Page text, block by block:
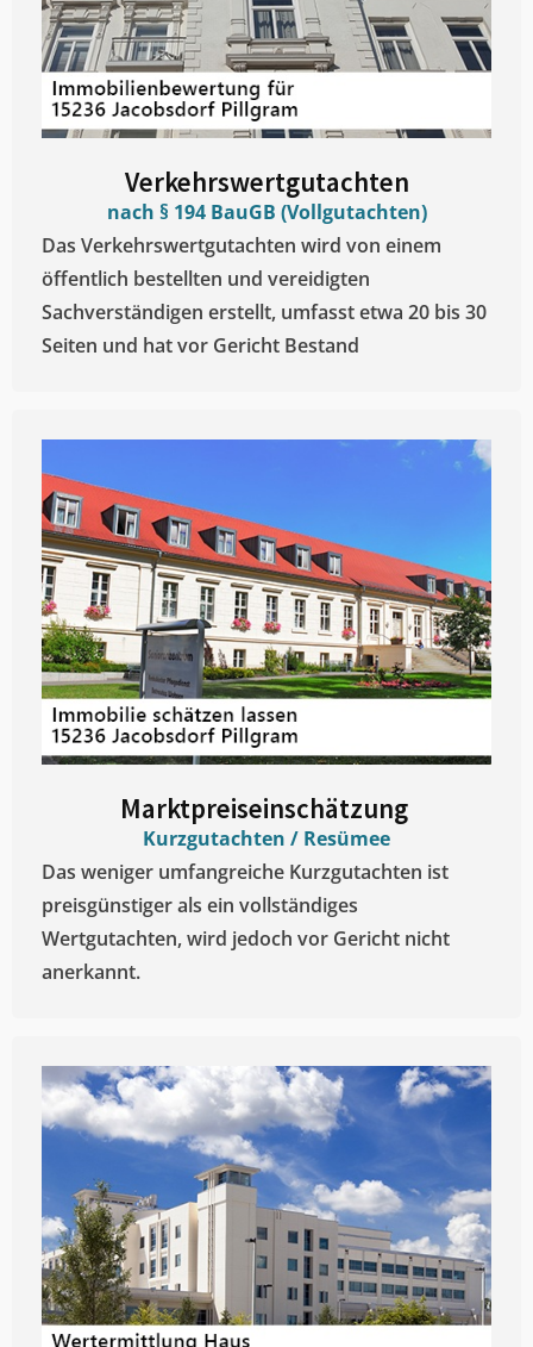
Verkehrswertgutachten
nach § 194 BauGB (Vollgutachten)
Das Verkehrswertgutachten wird von einem
öffentlich bestellten und vereidigten
Sachverständigen erstellt, umfasst etwa 20 bis 30
Seiten und hat vor Gericht Bestand
Marktpreiseinschätzung ​
Kurzgutachten / Resümee
Das weniger umfangreiche Kurzgutachten ist
preisgünstiger als ein vollständiges
Wertgutachten, wird jedoch vor Gericht nicht
anerkannt.